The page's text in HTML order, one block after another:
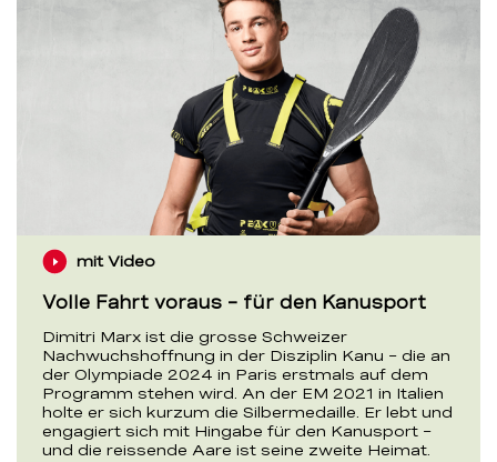
mit Video
Volle Fahrt voraus – für den Kanusport
Dimitri Marx ist die grosse Schweizer
Nachwuchshoffnung in der Disziplin Kanu – die an
der Olympiade 2024 in Paris erstmals auf dem
Programm stehen wird. An der EM 2021 in Italien
holte er sich kurzum die Silbermedaille. Er lebt und
engagiert sich mit Hingabe für den Kanusport –
und die reissende Aare ist seine zweite Heimat.